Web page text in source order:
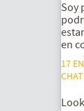
Soy
en
17